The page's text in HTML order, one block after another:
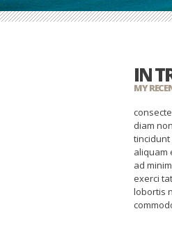
IN
MY
diam
aliquam
ad
exerci
lobortis